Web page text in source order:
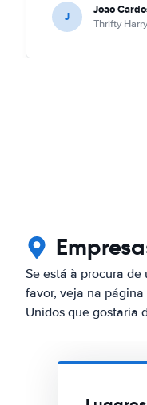
J Joao
Thrifty
Se está à procura
favor, veja na página
Unidos que gostaria